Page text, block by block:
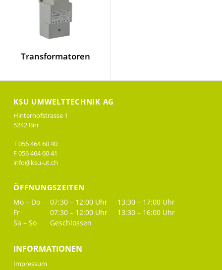
Transformatoren
KSU UMWELTTECHNIK AG
Hinterhofstrasse 1
5242 Birr
T 056 464 60 40
F 056 464 60 41
info@ksu-ut.ch
ÖFFNUNGSZEITEN
Mo – Do 07:30 – 12:00 Uhr
13:30 – 17:00 Uhr
Fr
07:30 – 12:00 Uhr
13:30 – 16:00 Uhr
Sa – So
Geschlossen
INFORMATIONEN
Impressum